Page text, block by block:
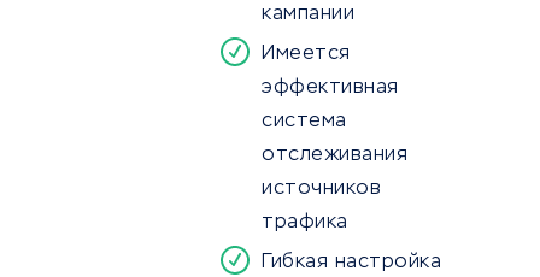
кампании
Имеется
эффективная
система
отслеживания
источников
трафика
Гибкая настройка